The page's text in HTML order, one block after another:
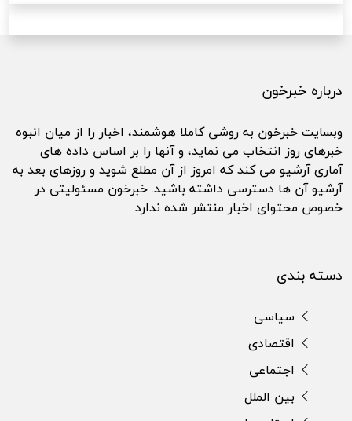
درباره خبرخون
وبسایت خبرخون به روشی کاملا هوشمند، اخبار را از میان انبوه
خبرهای روز انتخاب می نماید، و آنها را بر اساس داده های
آماری آرشیو می کند که امروز از آن مطلع شوید و روزهای بعد به
آرشیو آن ها دسترسی داشته باشید. خبرخون مسئولیتی در
خصوص محتوای اخبار منتشر شده ندارد.
دسته بندی
سیاسی
اقتصادی
اجتماعی
بین الملل